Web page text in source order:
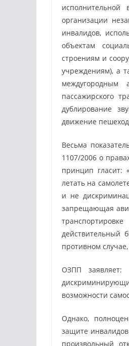
исполнительной
организации
инвалидов,
объектам
строениям и
учреждениям), а
междугородным
пассажирского
дублирование
движение
Весьма
1107/2006 о
принцип гласит:
летать на
и не
запрещающая
действительный
противном
ОЗПП заявляет:
возможности
Однако,
защите
произвольный